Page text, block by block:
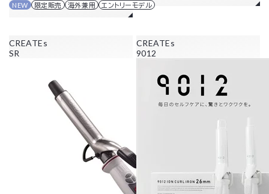
NEW 限定販売 海外兼用 エントリーモデル
CREATEs
SR
CREATEs
9012